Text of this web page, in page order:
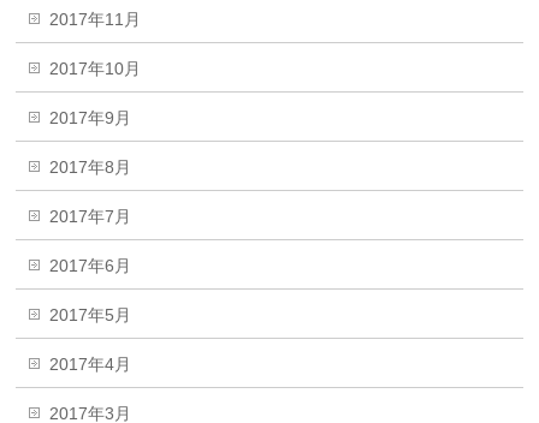
2017年11月
2017年10月
2017年9月
2017年8月
2017年7月
2017年6月
2017年5月
2017年4月
2017年3月